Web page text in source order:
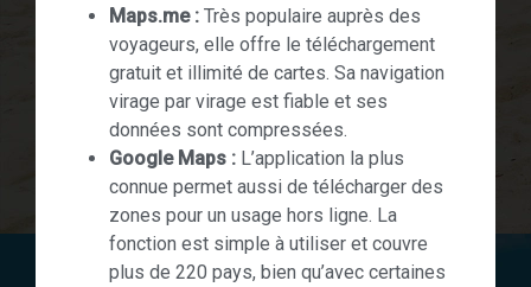
Maps.me : Très populaire auprès des
voyageurs, elle offre le téléchargement
gratuit et illimité de cartes. Sa navigation
virage par virage est fiable et ses
données sont compressées.
Google Maps : L’application la plus
connue permet aussi de télécharger des
zones pour un usage hors ligne. La
fonction est simple à utiliser et couvre
plus de 220 pays, bien qu’avec certaines